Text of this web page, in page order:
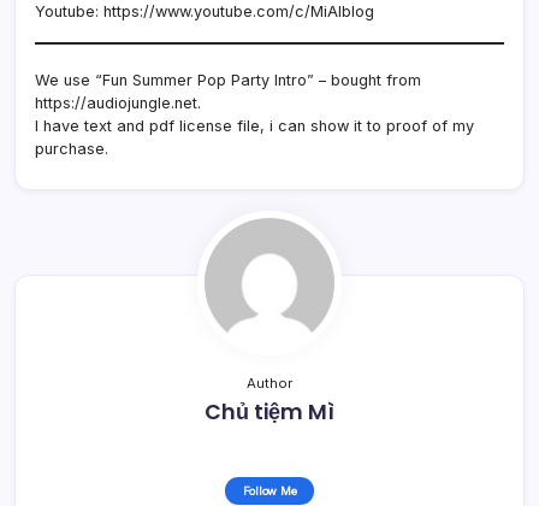
Youtube: https://www.youtube.com/c/MiAIblog
We use “Fun Summer Pop Party Intro” – bought from
https://audiojungle.net.
I have text and pdf license file, i can show it to proof of my
purchase.
Author
Chủ tiệm Mì
Follow Me